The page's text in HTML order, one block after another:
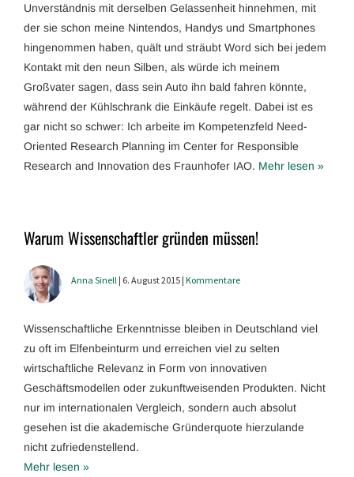
Unverständnis mit derselben Gelassenheit hinnehmen, mit
der sie schon meine Nintendos, Handys und Smartphones
hingenommen haben, quält und sträubt Word sich bei jedem
Kontakt mit den neun Silben, als würde ich meinem
Großvater sagen, dass sein Auto ihn bald fahren könnte,
während der Kühlschrank die Einkäufe regelt. Dabei ist es
gar nicht so schwer: Ich arbeite im Kompetenzfeld Need-
Oriented Research Planning im Center for Responsible
Research and Innovation des Fraunhofer IAO. Mehr lesen »
Warum Wissenschaftler gründen müssen!
Anna Sinell | 6. August 2015 | Kommentare
Wissenschaftliche Erkenntnisse bleiben in Deutschland viel
zu oft im Elfenbeinturm und erreichen viel zu selten
wirtschaftliche Relevanz in Form von innovativen
Geschäftsmodellen oder zukunftweisenden Produkten. Nicht
nur im internationalen Vergleich, sondern auch absolut
gesehen ist die akademische Gründerquote hierzulande
nicht zufriedenstellend.
Mehr lesen »